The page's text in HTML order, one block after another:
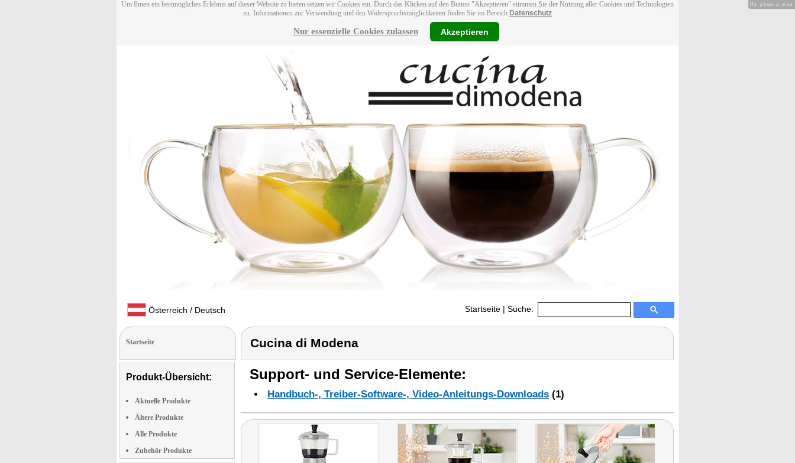
Um Ihnen ein bestmögliches Erlebnis auf dieser Website zu bieten setzen wir Cookies ein. Durch das Klicken auf den Button "Akzeptieren" stimmen Sie der Nutzung aller Cookies und Technologien
zu. Informationen zur Verwendung und den Widerspruchsmöglichkeiten finden Sie im Bereich Datenschutz
Nur essenzielle Cookies zulassen Akzeptieren
Österreich / Deutsch Startseite | Suche:
Startseite
Produkt-Übersicht:
Aktuelle Produkte
Ältere Produkte
Alle Produkte
Zubehör Produkte
Cucina di Modena
Support- und Service-Elemente:
Handbuch-, Treiber-Software-, Video-Anleitungs-Downloads (1)
Hy-phen-a-tion